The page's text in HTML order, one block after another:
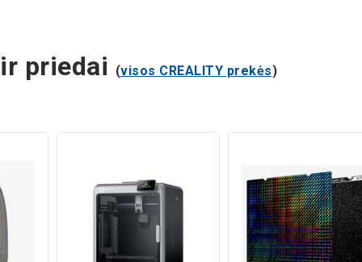
priedai (visos CREALITY prekės)